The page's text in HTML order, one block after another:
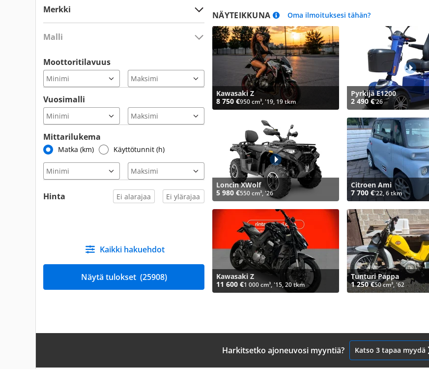
Merkki
Malli
Moottoritilavuus
Vuosimalli
Mittarilukema
Matka (km) Käyttötunnit (h)
Hinta
Kaikki hakuehdot
Näytä tulokset (25908)
NÄYTEIKKUNA Oma ilmoituksesi tähän?
Kawasaki Z
8 750 €950 cm³, '19, 19 tkm
Pyrkijä E1200
2 490 €'26
Loncin XWolf
5 980 €550 cm³, '26
Citroen Ami
7 700 €'22, 6 tkm
Kawasaki Z
11 600 €1 000 cm³, '15, 20 tkm
Tunturi Pappa
1 250 €50 cm³, '62
Harkitsetko ajoneuvosi myyntiä? Katso 3 tapaa myydä